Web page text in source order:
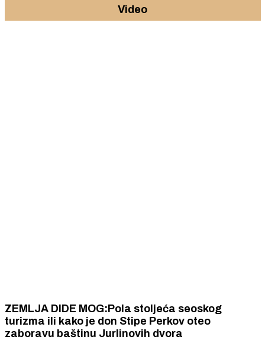
Video
ZEMLJA DIDE MOG:Pola stoljeća seoskog
turizma ili kako je don Stipe Perkov oteo
zaboravu baštinu Jurlinovih dvora